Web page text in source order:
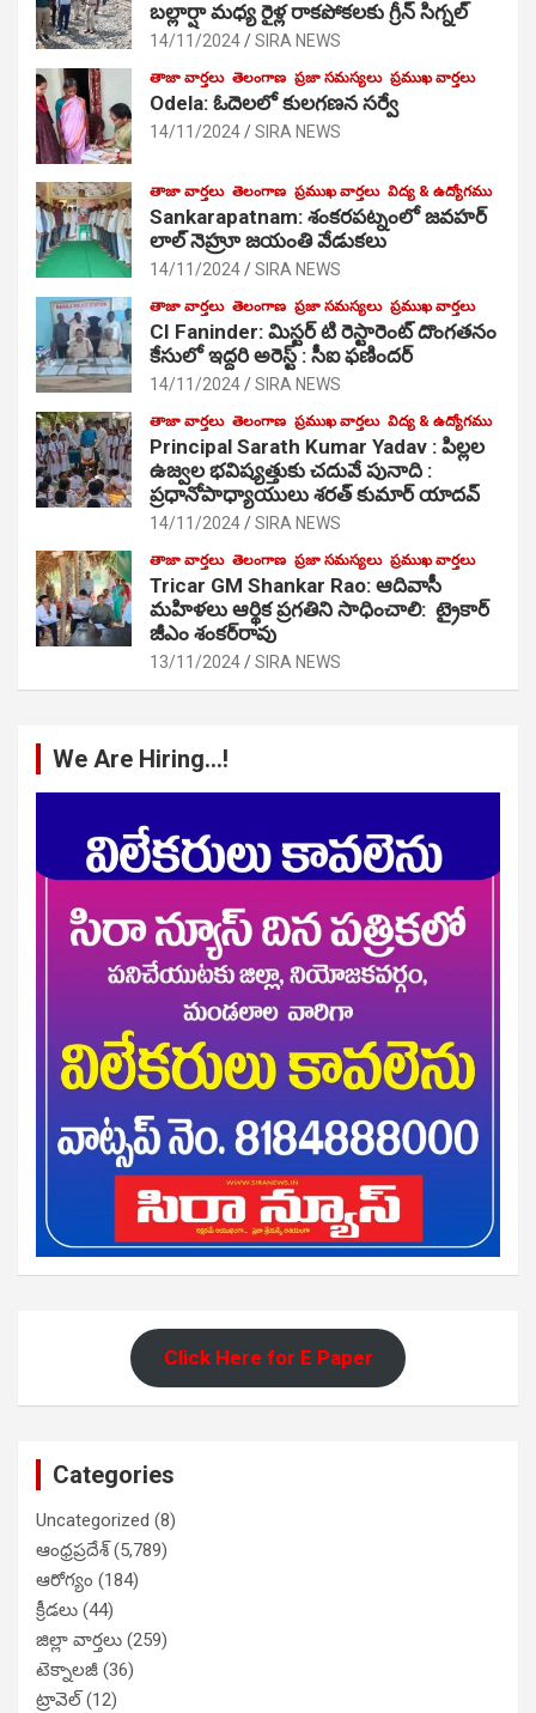
బల్లార్షా మధ్య రైళ్ల రాకపోకలకు గ్రీన్ సిగ్నల్
14/11/2024 SIRA NEWS
తాజా వార్తలు తెలంగాణ ప్రజా సమస్యలు ప్రముఖ వార్తలు
Odela: ఓదెలలో కులగణన సర్వే
14/11/2024 SIRA NEWS
తాజా వార్తలు తెలంగాణ ప్రముఖ వార్తలు విద్య & ఉద్యోగము
Sankarapatnam: శంకరపట్నంలో జవహర్
లాల్ నెహ్రూ జయంతి వేడుకలు
14/11/2024 SIRA NEWS
తాజా వార్తలు తెలంగాణ ప్రజా సమస్యలు ప్రముఖ వార్తలు
CI Faninder: మిస్టర్ టి రెస్టారెంట్ దొంగతనం
కేసులో ఇద్దరి అరెస్ట్ : సీఐ ఫణిందర్
14/11/2024 SIRA NEWS
తాజా వార్తలు తెలంగాణ ప్రముఖ వార్తలు విద్య & ఉద్యోగము
Principal Sarath Kumar Yadav : పిల్లల
ఉజ్వల భవిష్యత్తుకు చదువే పునాది :
ప్రధానోపాధ్యాయులు శరత్ కుమార్ యాదవ్
14/11/2024 SIRA NEWS
తాజా వార్తలు తెలంగాణ ప్రజా సమస్యలు ప్రముఖ వార్తలు
Tricar GM Shankar Rao: ఆదివాసీ
మహిళలు ఆర్థిక ప్రగతిని సాధించాలి: ట్రైకార్
జీఎం శంకర్‌రావు
13/11/2024 SIRA NEWS
We Are Hiring…!
Click Here for E Paper
Categories
Uncategorized (8)
ఆంధ్రప్రదేశ్(5,789)
ఆరోగ్యం (184)
క్రీడలు (44)
జిల్లా వార్తలు (259)
టెక్నాలజీ (36)
ట్రావెల్(12)